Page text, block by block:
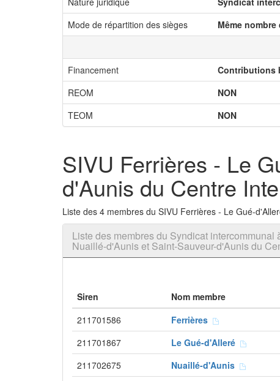
Mode de répartition des sièges
Même
Financement
Contributions
REOM
NON
TEOM NON
SIVU Ferrières - Le
d'Aunis du Centre
Liste des 4 membres du SIVU Ferrières - Le Gué-
Liste des membres du Syndicat
Nuaillé-d'Aunis et Saint-Sauveur-d'Aunis du
Siren Nom membre
211701586
Ferrières
211701867 Le Gué-d'Alleré
211702675 Nuaillé-d'Aunis